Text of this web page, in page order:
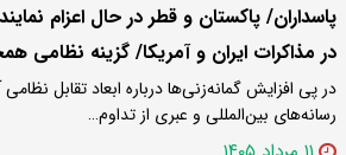
پاسداران/ پاکستان و قطر در حال اعزام
در مذاکرات ایران و آمریکا/ گزینه نظامی
در پی افزایش گمانه‌زنی‌ها درباره ابعاد تقابل
رسانه‌های بین‌المللی و عبری از تداوم…